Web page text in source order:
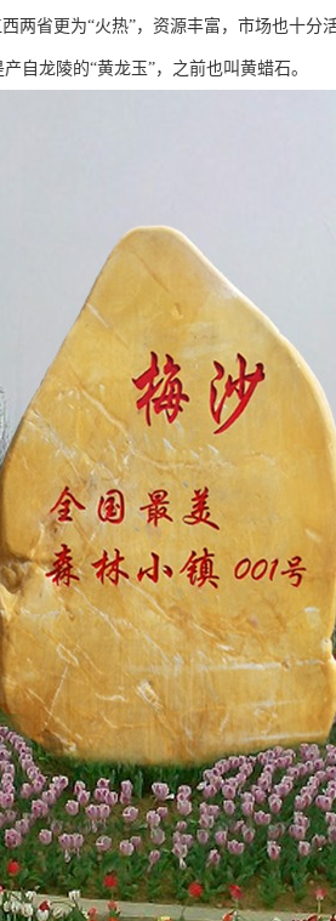
两省更为“火热”，资源丰富，市场也十分活
自龙陵的“黄龙玉”，之前也叫黄蜡石。